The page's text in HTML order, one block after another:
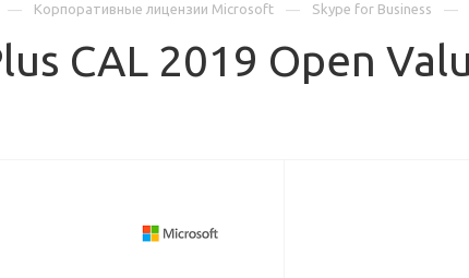
Корпоративные лицензии Microsoft Skype for Business
CAL 2019 Open